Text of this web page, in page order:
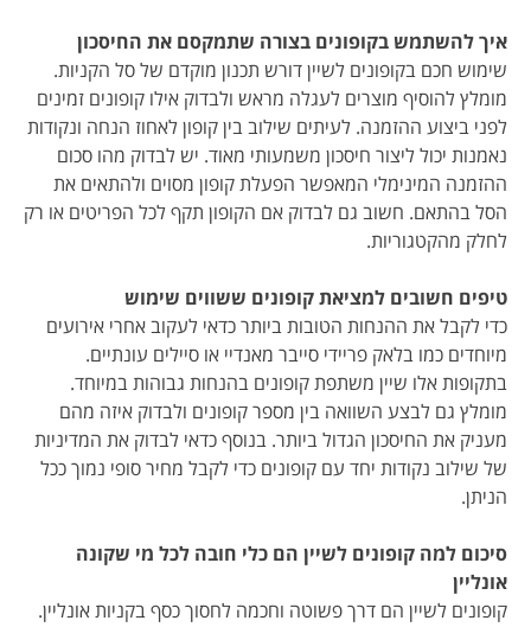
איך להשתמש בקופונים בצורה שתמקסם את החיסכון
שימוש חכם בקופונים לשיין דורש תכנון מוקדם של סל הקניות.
מומלץ להוסיף מוצרים לעגלה מראש ולבדוק אילו קופונים זמינים
לפני ביצוע ההזמנה. לעיתים שילוב בין קופון לאחוז הנחה ונקודות
נאמנות יכול ליצור חיסכון משמעותי מאוד. יש לבדוק מהו סכום
ההזמנה המינימלי המאפשר הפעלת קופון מסוים ולהתאים את
הסל בהתאם. חשוב גם לבדוק אם הקופון תקף לכל הפריטים או רק
לחלק מהקטגוריות.
טיפים חשובים למציאת קופונים ששווים שימוש
כדי לקבל את ההנחות הטובות ביותר כדאי לעקוב אחרי אירועים
מיוחדים כמו בלאק פריידי סייבר מאנדיי או סיילים עונתיים.
בתקופות אלו שיין משתפת קופונים בהנחות גבוהות במיוחד.
מומלץ גם לבצע השוואה בין מספר קופונים ולבדוק איזה מהם
מעניק את החיסכון הגדול ביותר. בנוסף כדאי לבדוק את המדיניות
של שילוב נקודות יחד עם קופונים כדי לקבל מחיר סופי נמוך ככל
הניתן.
סיכום למה קופונים לשיין הם כלי חובה לכל מי שקונה
אונליין
קופונים לשיין הם דרך פשוטה וחכמה לחסוך כסף בקניות אונליין.